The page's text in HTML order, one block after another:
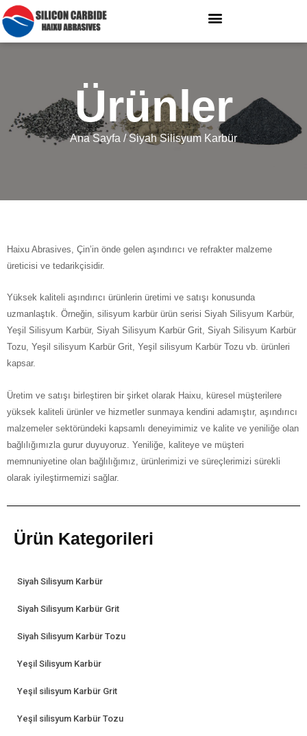
Ürünler
Ana Sayfa / Siyah Silisyum Karbür
Haixu Abrasives, Çin’in önde gelen aşındırıcı ve refrakter malzeme
üreticisi ve tedarikçisidir.
Yüksek kaliteli aşındırıcı ürünlerin üretimi ve satışı konusunda
uzmanlaştık. Örneğin, silisyum karbür ürün serisi Siyah Silisyum Karbür,
Yeşil Silisyum Karbür, Siyah Silisyum Karbür Grit, Siyah Silisyum Karbür
Tozu, Yeşil silisyum Karbür Grit, Yeşil silisyum Karbür Tozu vb. ürünleri
kapsar.
Üretim ve satışı birleştiren bir şirket olarak Haixu, küresel müşterilere
yüksek kaliteli ürünler ve hizmetler sunmaya kendini adamıştır, aşındırıcı
malzemeler sektöründeki kapsamlı deneyimimiz ve kalite ve yeniliğe olan
bağlılığımızla gurur duyuyoruz. Yeniliğe, kaliteye ve müşteri
memnuniyetine olan bağlılığımız, ürünlerimizi ve süreçlerimizi sürekli
olarak iyileştirmemizi sağlar.
Ürün Kategorileri
Siyah Silisyum Karbür
Siyah Silisyum Karbür Grit
Siyah Silisyum Karbür Tozu
Yeşil Silisyum Karbür
Yeşil silisyum Karbür Grit
Yeşil silisyum Karbür Tozu